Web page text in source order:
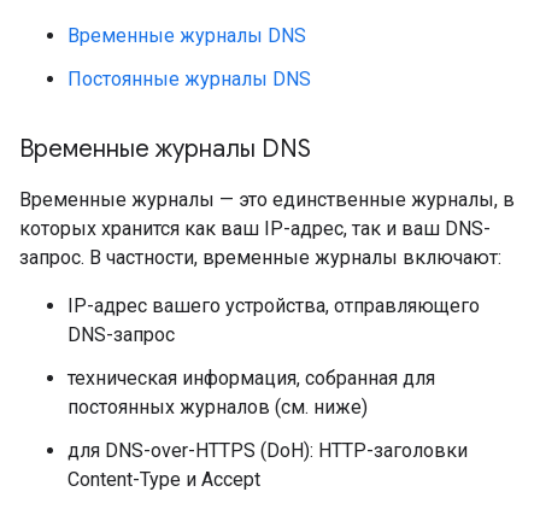
Временные журналы DNS
Постоянные журналы DNS
Временные журналы DNS
Временные журналы — это единственные журналы, в
которых хранится как ваш IP-адрес, так и ваш DNS-
запрос. В частности, временные журналы включают:
IP-адрес вашего устройства, отправляющего
DNS-запрос
техническая информация, собранная для
постоянных журналов (см. ниже)
для DNS-over-HTTPS (DoH): HTTP-заголовки
Content-Type и Accept